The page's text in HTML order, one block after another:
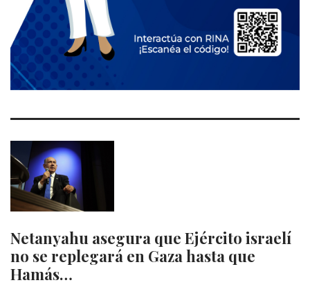
Netanyahu asegura que Ejército israelí
no se replegará en Gaza hasta que
Hamás…